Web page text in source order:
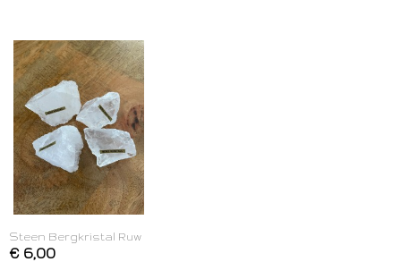
Steen Bergkristal Ruw
€ 6,00